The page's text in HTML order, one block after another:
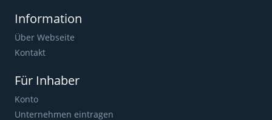
Information
Über Webseite
Kontakt
Für Inhaber
Konto
Unternehmen eintragen